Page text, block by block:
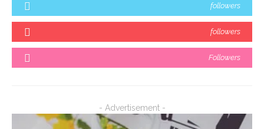
followers
followers
Followers
- Advertisement -